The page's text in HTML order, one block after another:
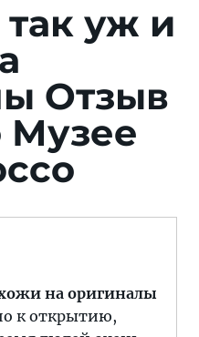
уж и
Отзыв
Музее
на оригиналы
к открытию,